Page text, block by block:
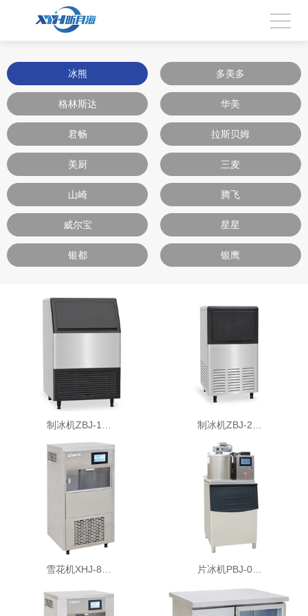
冰熊 多美多
格林斯达 华美
君畅 拉斯贝姆
美厨 三麦
山崎 腾飞
威尔宝 星星
银都 银鹰
制冰机ZBJ-1… 制冰机ZBJ-2…
雪花机XHJ-8… 片冰机PBJ-0…